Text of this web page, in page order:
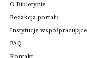
O Biuletynie
Redakcja portalu
Instytucje współpracujące
FAQ
Kontakt